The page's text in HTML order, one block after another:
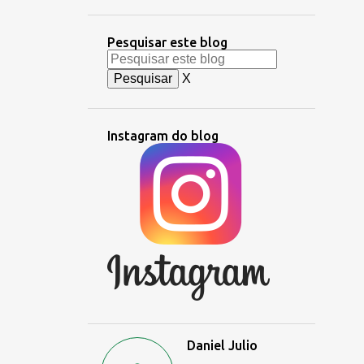
Pesquisar este blog
X
Instagram do blog
Daniel Julio